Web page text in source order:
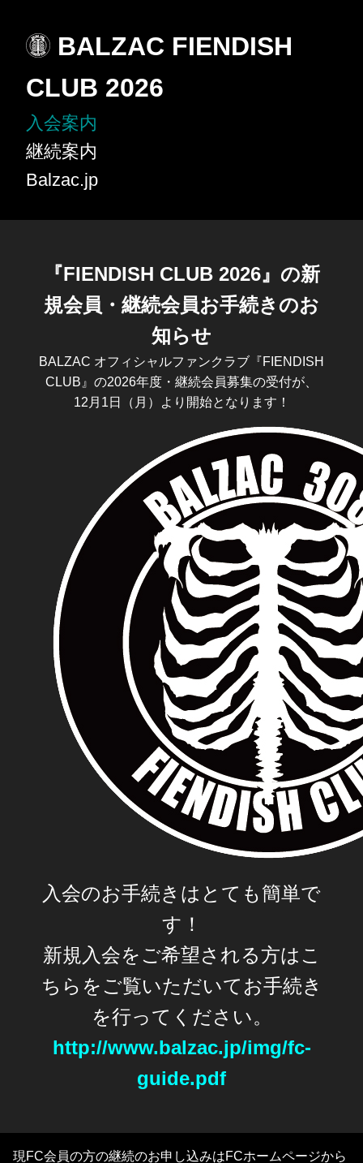
BALZAC FIENDISH
CLUB 2026
入会案内
継続案内
Balzac.jp
『FIENDISH CLUB 2026』の新
規会員・継続会員お手続きのお
知らせ
BALZAC オフィシャルファンクラブ『FIENDISH
CLUB』の2026年度・継続会員募集の受付が、
12月1日（月）より開始となります！
入会のお手続きはとても簡単で
す！
新規入会をご希望される方はこ
ちらをご覧いただいてお手続き
を行ってください。
http://www.balzac.jp/img/fc-
guide.pdf
現FC会員の方の継続のお申し込みはFCホームページから